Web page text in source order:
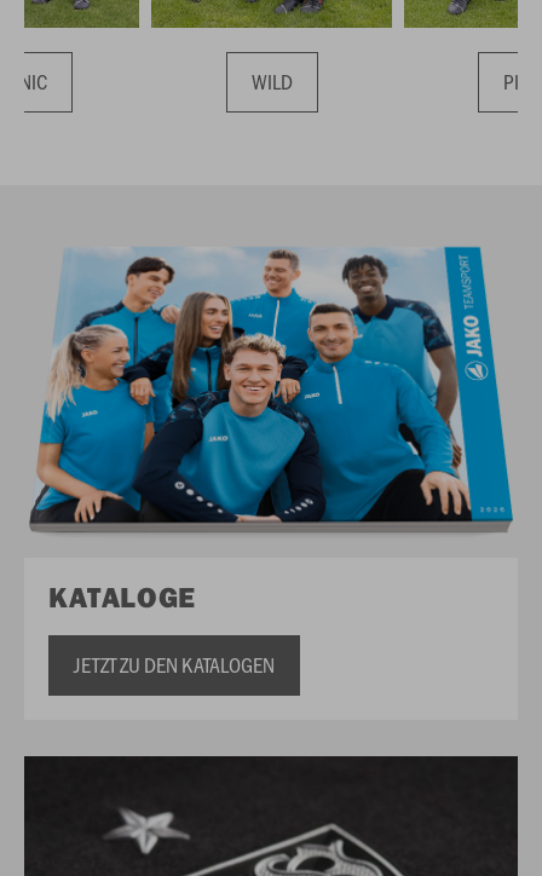
WILD
KATALOGE
JETZT ZU DEN KATALOGEN